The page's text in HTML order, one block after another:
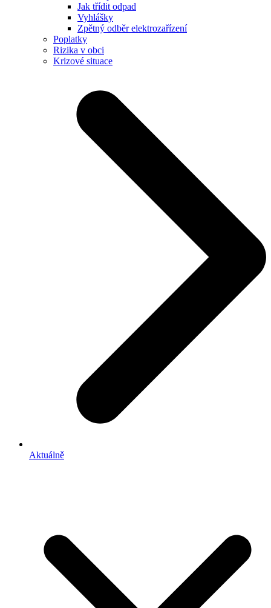
Jak třídit odpad
Vyhlášky
Zpětný odběr elektrozařízení
Poplatky
Rizika v obci
Krizové situace
Aktuálně